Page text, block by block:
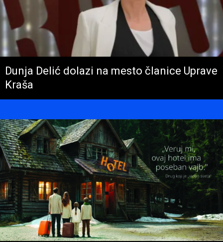
Dunja Delić dolazi na mesto članice Uprave
Kraša